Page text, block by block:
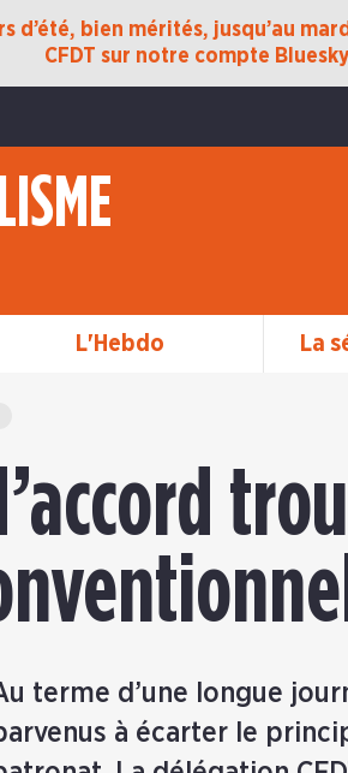
d’été, bien mérités, jusqu’au
CFDT sur notre compte
L'Hebdo La
terme d’une longue
à écarter le